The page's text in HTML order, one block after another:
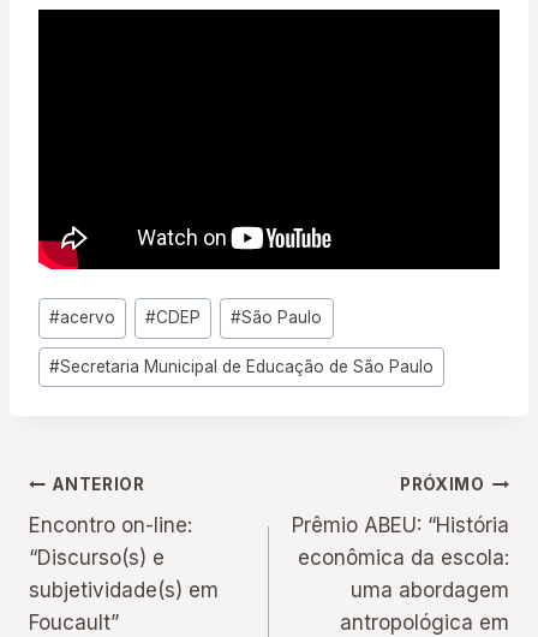
Tags
do
Post:
#acervo #CDEP #São Paulo
#Secretaria Municipal de Educação de São Paulo
Navegação
de
Post
ANTERIOR
Encontro on-line:
“Discurso(s) e
subjetividade(s) em
Foucault”
PRÓXIMO
Prêmio ABEU: “História
econômica da escola:
uma abordagem
antropológica em